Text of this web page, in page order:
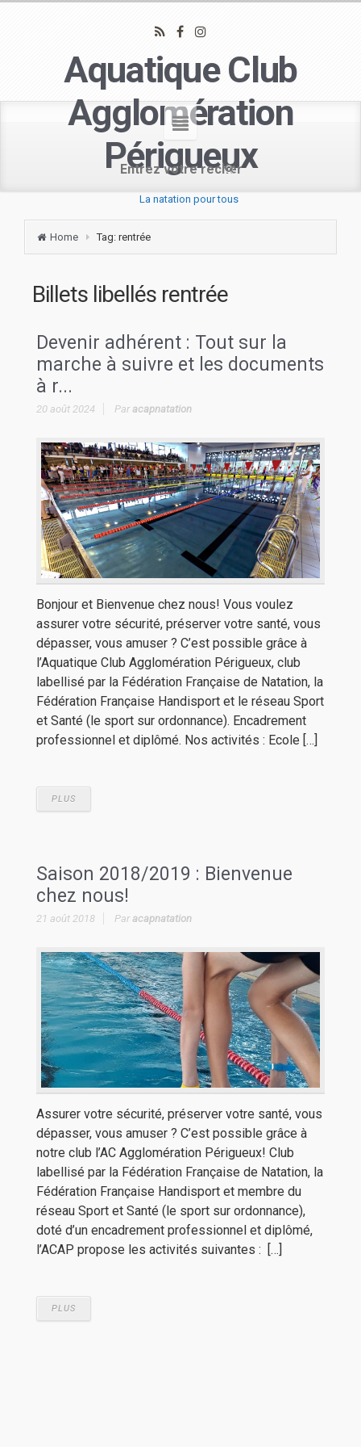
Aquatique Club
Agglomération
Périgueux
La natation pour tous
Home Tag: rentrée
Billets libellés rentrée
Devenir adhérent : Tout sur la
marche à suivre et les documents
à r...
20 août 2024 Paracapnatation
Bonjour et Bienvenue chez nous! Vous voulez
assurer votre sécurité, préserver votre santé, vous
dépasser, vous amuser ? C’est possible grâce à
l’Aquatique Club Agglomération Périgueux, club
labellisé par la Fédération Française de Natation, la
Fédération Française Handisport et le réseau Sport
et Santé (le sport sur ordonnance). Encadrement
professionnel et diplômé. Nos activités : Ecole […]
PLUS
Saison 2018/2019 : Bienvenue
chez nous!
21 août 2018 Paracapnatation
Assurer votre sécurité, préserver votre santé, vous
dépasser, vous amuser ? C’est possible grâce à
notre club l’AC Agglomération Périgueux! Club
labellisé par la Fédération Française de Natation, la
Fédération Française Handisport et membre du
réseau Sport et Santé (le sport sur ordonnance),
doté d’un encadrement professionnel et diplômé,
l’ACAP propose les activités suivantes : […]
PLUS